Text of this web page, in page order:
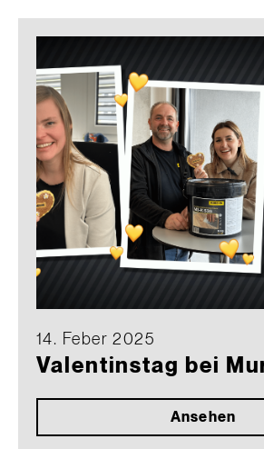
14. Feber 2025
Valentinstag bei
Ansehen